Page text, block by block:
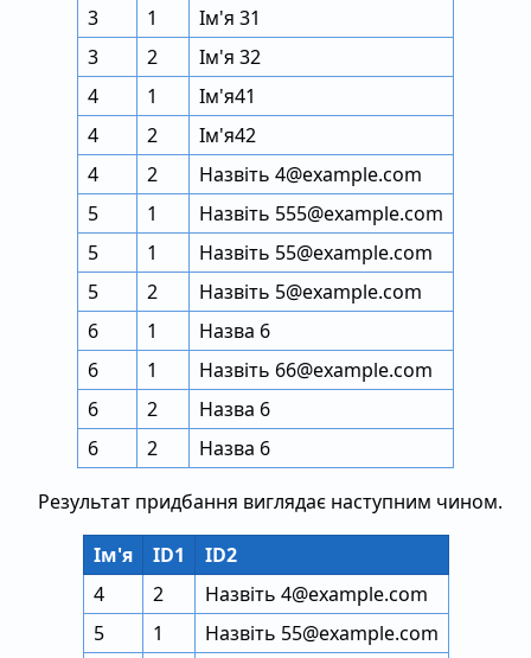
3 1
Ім'я 31
3
2
Ім'я 32
4
1
Ім'я41
4
2
Ім'я42
4
2
Назвіть 4@example.com
5
1
Назвіть 555@example.com
5
1
Назвіть 55@example.com
5
2
Назвіть 5@example.com
6
1
Назва 6
6
1
Назвіть 66@example.com
6
2
Назва 6
6
2 Назва 6
Результат придбання виглядає наступним чином.
Ім'я ID1
ID2
4
2
Назвіть 4@example.com
5
1
Назвіть 55@example.com